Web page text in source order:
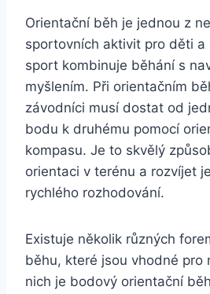
Orientační běh je jednou z
sportovních aktivit pro děti a
sport kombinuje běhání s
myšlením. Při orientačním
závodníci musí dostat od
bodu k druhému pomocí
kompasu. Je to skvělý
orientaci v terénu a rozvíjet
rychlého rozhodování.
Existuje několik různých
běhu, které jsou vhodné pro
nich je bodový orientační